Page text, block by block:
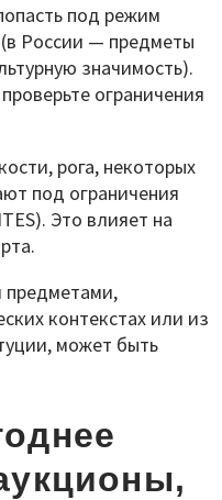
под режим
(в России — предметы
значимость).
ограничения
рога, некоторых
под ограничения
Это влияет на
предметами,
контекстах или из
может быть